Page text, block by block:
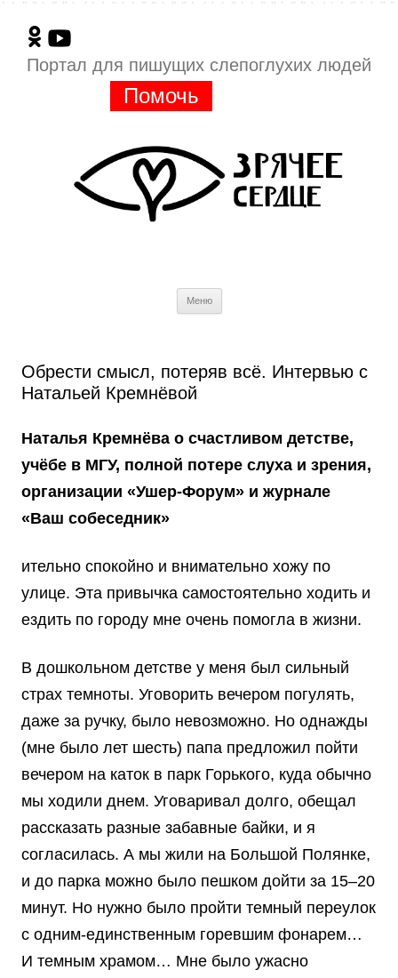
Портал для пишущих слепоглухих людей
Помочь
Меню
Обрести смысл, потеряв всё. Интервью с
Натальей Кремнёвой
Наталья Кремнёва о счастливом детстве,
учёбе в МГУ, полной потере слуха и зрения,
организации «Ушер-Форум» и журнале
«Ваш собеседник»
ительно спокойно и внимательно хожу по
улице. Эта привычка самостоятельно ходить и
ездить по городу мне очень помогла в жизни.
В дошкольном детстве у меня был сильный
страх темноты. Уговорить вечером погулять,
даже за ручку, было невозможно. Но однажды
(мне было лет шесть) папа предложил пойти
вечером на каток в парк Горького, куда обычно
мы ходили днем. Уговаривал долго, обещал
рассказать разные забавные байки, и я
согласилась. А мы жили на Большой Полянке,
и до парка можно было пешком дойти за 15–20
минут. Но нужно было пройти темный переулок
с одним-единственным горевшим фонарем…
И темным храмом… Мне было ужасно